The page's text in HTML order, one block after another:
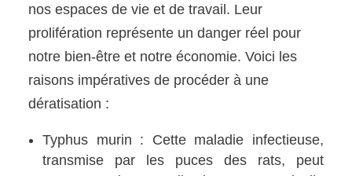
nos espaces de vie et de travail. Leur
prolifération représente un danger réel pour
notre bien-être et notre économie. Voici les
raisons impératives de procéder à une
dératisation :
Typhus murin : Cette maladie infectieuse,
transmise par les puces des rats, peut